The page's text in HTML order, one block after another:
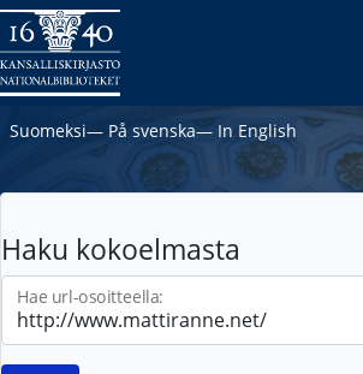
Suomeksi― På svenska― In English
Haku kokoelmasta
Hae url-osoitteella: